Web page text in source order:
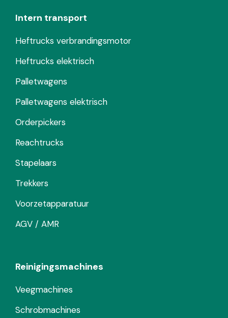
Intern transport
Heftrucks verbrandingsmotor
Heftrucks elektrisch
Palletwagens
Palletwagens elektrisch
Orderpickers
Reachtrucks
Stapelaars
Trekkers
Voorzetapparatuur
AGV / AMR
Reinigingsmachines
Veegmachines
Schrobmachines